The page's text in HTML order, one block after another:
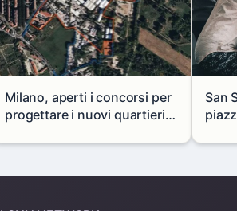
Milano, aperti i concorsi per
progettare i nuovi quartieri
Mare
San